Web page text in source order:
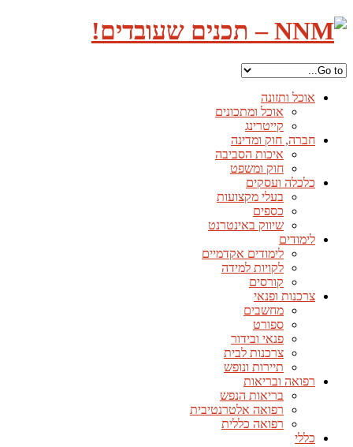
אוכל ותזונה
אוכל ומתכונים
קייטרינג
חברה, חוק ומדינה
איכות הסביבה
חוק ומשפט
כלכלה ועסקים
בעלי מקצועות
כספים
שיווק באינטרנט
לימודים
לימודים אקדמיים
לקויות למידה
קורסים
צרכנות ופנאי
מחשבים
ספורט
פנאי ובידור
צרכנות לבית
תיירות ונופש
רפואה ובריאות
בריאות הנפש
רפואה אלטרנטיבית
רפואה כללית
כללי